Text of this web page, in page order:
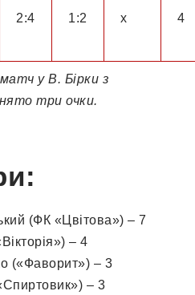
2:4 1:2 х 4
у В. Бірки з
три очки.
(ФК «Цвітова») – 7
– 4
(«Фаворит») – 3
– 3